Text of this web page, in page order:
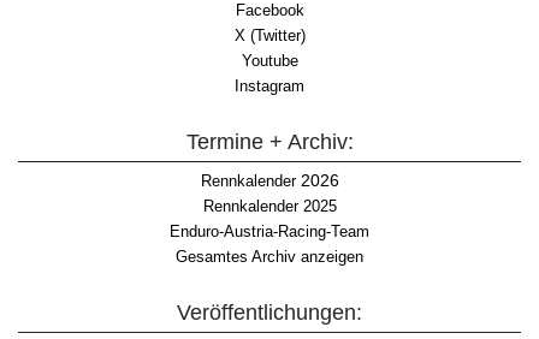
Facebook
X (Twitter)
Youtube
Instagram
Termine + Archiv:
Rennkalender2026
Rennkalender 2025
Enduro-Austria-Racing-Team
Gesamtes Archiv anzeigen
Veröffentlichungen: